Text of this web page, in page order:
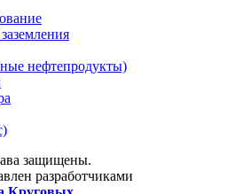
нефтепродукты)
защищены.
разработчиками